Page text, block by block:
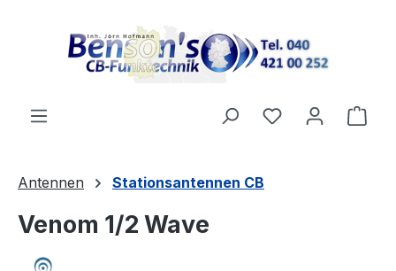
Antennen Stationsantennen CB
Venom 1/2 Wave